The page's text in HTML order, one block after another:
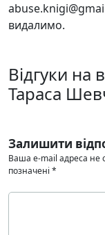
видалимо.
Відгуки на
Тараса
Залишити
Ваша e-mail адреса
позначені *